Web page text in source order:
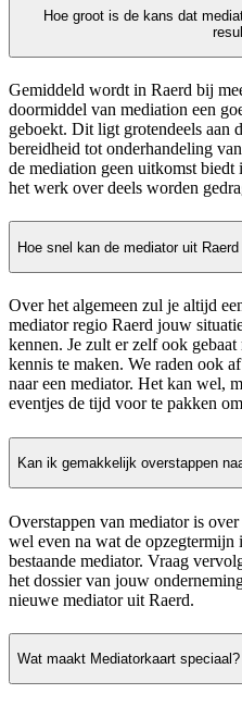
Hoe groot is de kans dat
Gemiddeld wordt in Raerd bij
doormiddel van mediation een
geboekt. Dit ligt grotendeels aan
bereidheid tot onderhandeling
de mediation geen uitkomst
het werk over deels worden
Hoe snel kan de mediator uit
Over het algemeen zul je altijd
mediator regio Raerd jouw
kennen. Je zult er zelf ook
kennis te maken. We raden ook
naar een mediator. Het kan wel,
eventjes de tijd voor te pakken
Kan ik gemakkelijk overstappen
Overstappen van mediator is
wel even na wat de opzegtermijn
bestaande mediator. Vraag
het dossier van jouw
nieuwe mediator uit Raerd.
Wat maakt Mediatorkaart speciaal?